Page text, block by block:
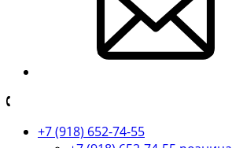
+7 (918) 652-74-55